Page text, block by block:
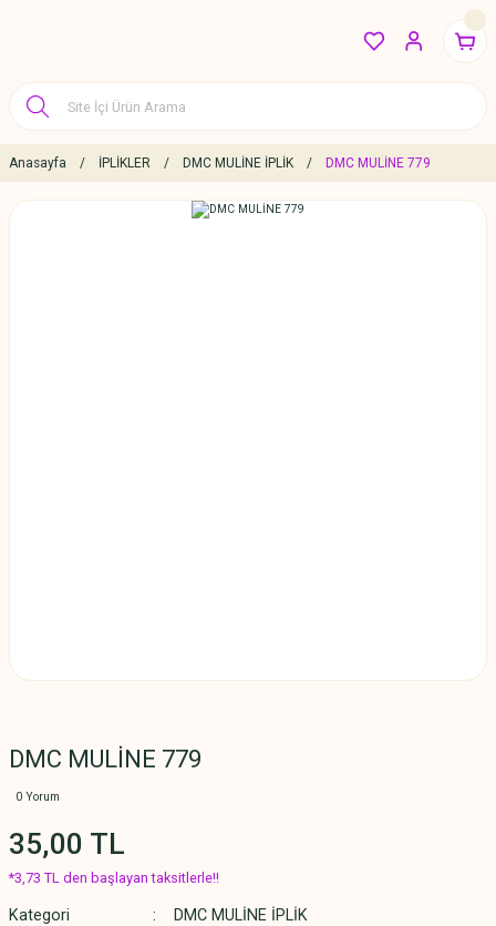
Anasayfa İPLİKLER DMC MULİNE İPLİK DMC MULİNE 779
DMC MULİNE 779
0 Yorum
35,00 TL
*3,73 TL den başlayan taksitlerle!!
Kategori
DMC MULİNE İPLİK